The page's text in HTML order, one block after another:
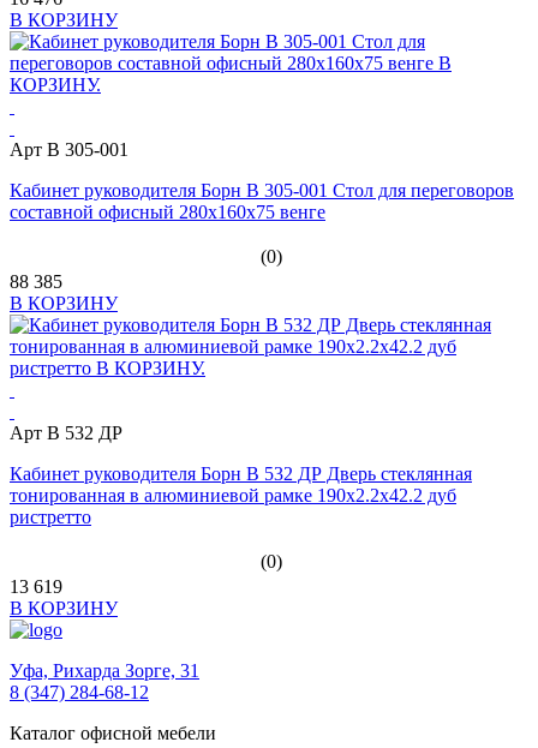
В КОРЗИНУ
Арт В 305-001
Кабинет руководителя Борн В 305-001 Стол для переговоров
составной офисный 280x160x75 венге
(0)
88 385
В КОРЗИНУ
Арт B 532 ДР
Кабинет руководителя Борн B 532 ДР Дверь стеклянная
тонированная в алюминиевой рамке 190х2.2х42.2 дуб
ристретто
(0)
13 619
В КОРЗИНУ
Уфа, Рихарда Зорге, 31
8 (347) 284-68-12
Каталог офисной мебели